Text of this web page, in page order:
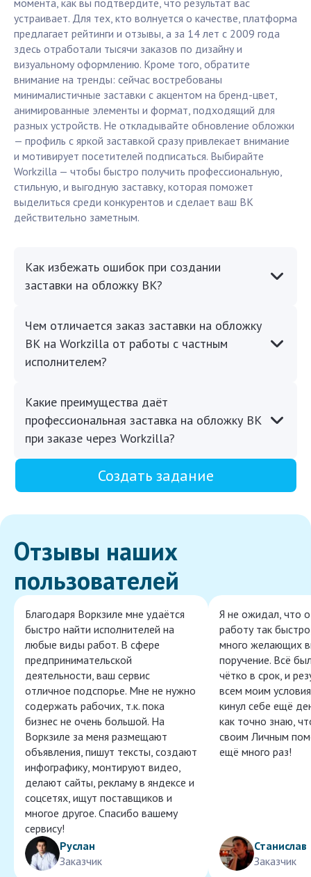
момента, как вы подтвердите, что результат вас
устраивает. Для тех, кто волнуется о качестве, платформа
предлагает рейтинги и отзывы, а за 14 лет с 2009 года
здесь отработали тысячи заказов по дизайну и
визуальному оформлению. Кроме того, обратите
внимание на тренды: сейчас востребованы
минималистичные заставки с акцентом на бренд-цвет,
анимированные элементы и формат, подходящий для
разных устройств. Не откладывайте обновление обложки
— профиль с яркой заставкой сразу привлекает внимание
и мотивирует посетителей подписаться. Выбирайте
Workzilla — чтобы быстро получить профессиональную,
стильную, и выгодную заставку, которая поможет
выделиться среди конкурентов и сделает ваш ВК
действительно заметным.
Как избежать ошибок при создании
заставки на обложку ВК?
Чем отличается заказ заставки на обложку
ВК на Workzilla от работы с частным
исполнителем?
Какие преимущества даёт
профессиональная заставка на обложку ВК
при заказе через Workzilla?
Создать задание
Отзывы наших
пользователей
Благодаря Воркзиле мне удаётся
быстро найти исполнителей на
любые виды работ. В сфере
предпринимательской
деятельности, ваш сервис
отличное подспорье. Мне не нужно
содержать рабочих, т.к. пока
бизнес не очень большой. На
Воркзиле за меня размещают
объявления, пишут тексты, создают
инфографику, монтируют видео,
делают сайты, рекламу в яндексе и
соцсетях, ищут поставщиков и
многое другое. Спасибо вашему
сервису!
Руслан
Заказчик
Я не ожидал, что
работу так
много желающих
поручение. Всё
чётко в срок, и
всем моим
кинул себе ещё
как точно знаю,
своим Личным
ещё много раз!
Станислав
Заказчик